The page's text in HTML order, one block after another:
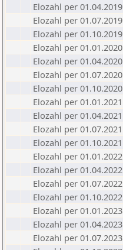
Elozahl per 01.04.2019
Elozahl per 01.07.2019
Elozahl per 01.10.2019
Elozahl per 01.01.2020
Elozahl per 01.04.2020
Elozahl per 01.07.2020
Elozahl per 01.10.2020
Elozahl per 01.01.2021
Elozahl per 01.04.2021
Elozahl per 01.07.2021
Elozahl per 01.10.2021
Elozahl per 01.01.2022
Elozahl per 01.04.2022
Elozahl per 01.07.2022
Elozahl per 01.10.2022
Elozahl per 01.01.2023
Elozahl per 01.04.2023
Elozahl per 01.07.2023